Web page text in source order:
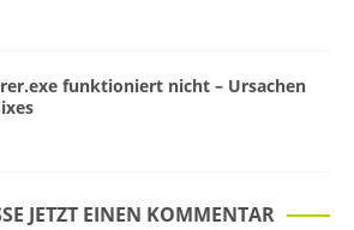
funktioniert nicht – Ursachen
JETZT EINEN KOMMENTAR